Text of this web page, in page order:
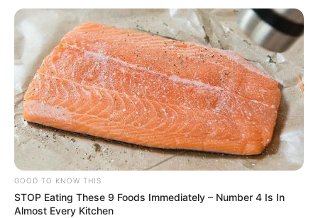
GOOD TO KNOW THIS
STOP Eating These 9 Foods Immediately – Number 4 Is In
Almost Every Kitchen